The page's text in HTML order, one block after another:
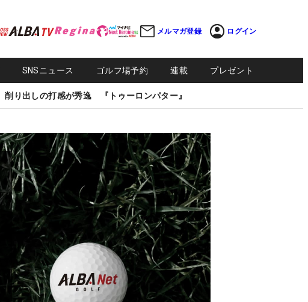
メルマガ登録 ログイン
SNSニュース ゴルフ場予約 連載 プレゼント
削り出しの打感が秀逸 『トゥーロンパター』